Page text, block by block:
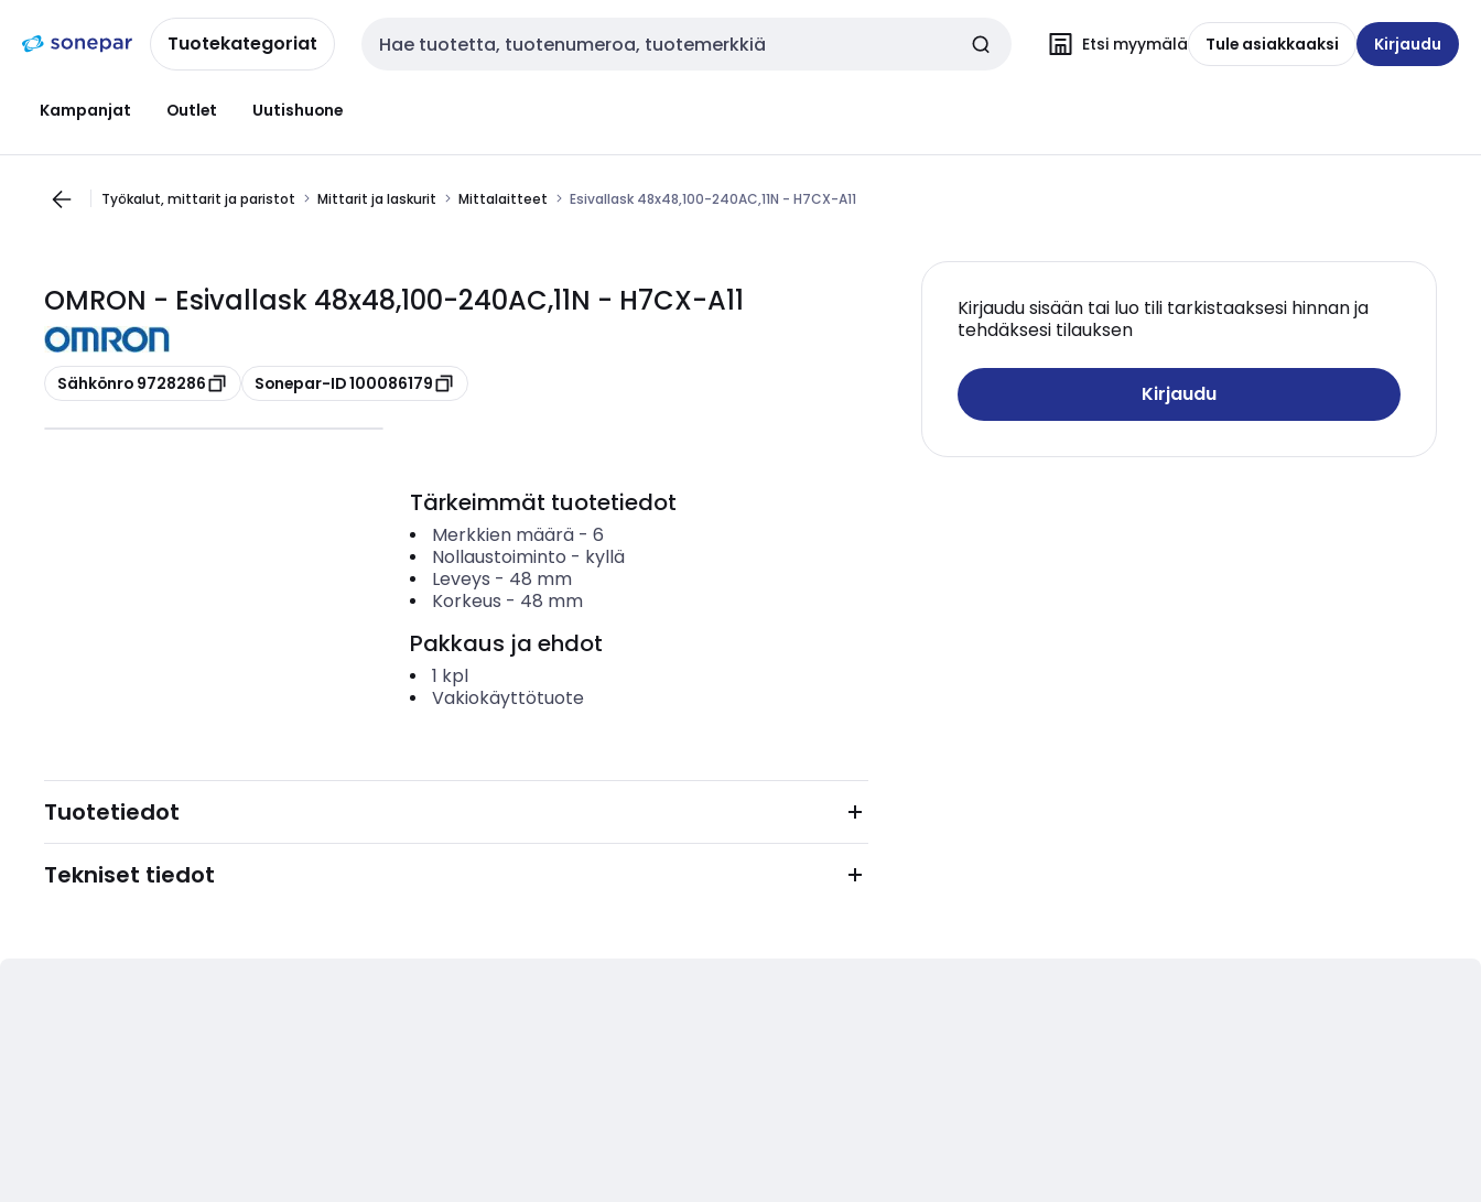
navigointiinsisältöönTuotekategoriat Haku Etsi myymälä Tule asiakkaaksi Kirjaudu
Kampanjat Outlet Uutishuone
Työkalut, mittarit ja paristot Mittarit ja laskurit Mittalaitteet Esivallask 48x48,100-240AC,11N - H7CX-A11
OMRON - Esivallask 48x48,100-240AC,11N - H7CX-A11
Kopioi
Sähkönro 9728286 Kopioi
Sonepar-ID 100086179
Kirjaudu sisään tai luo tili tarkistaaksesi hinnan ja
tehdäksesi tilauksen
Kirjaudu
Tärkeimmät tuotetiedot
Merkkien määrä- 6
Nollaustoiminto - kyllä
Leveys - 48 mm
Korkeus - 48 mm
Pakkaus ja ehdot
1 kpl
Vakiokäyttötuote
Tuotetiedot
Tekniset tiedot